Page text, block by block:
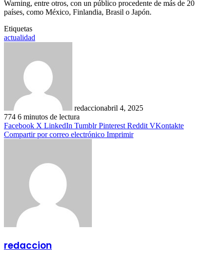
Warning, entre otros, con un público procedente de más de 20
países, como México, Finlandia, Brasil o Japón.
Etiquetas
actualidad
redaccionabril 4, 2025
774 6 minutos de lectura
Facebook X LinkedIn Tumblr Pinterest Reddit VKontakte
Compartir por correo electrónico Imprimir
redaccion